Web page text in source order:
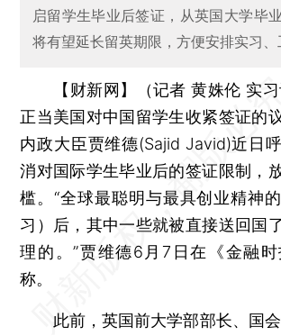
启留学生毕业后签证，从英国大学毕
将有望延长留英期限，方便安排实习、
【财新网】（记者 黄姝伦 实习
正当美国对中国留学生收紧签证的
内政大臣贾维德(Sajid Javid)近日
消对国际学生毕业后的签证限制，
槛。“全球最聪明与最具创业精神
习）后，其中一些就被直接送回国
理的。”贾维德6月7日在《金融
称。
此前，英国前大学部部长、国会